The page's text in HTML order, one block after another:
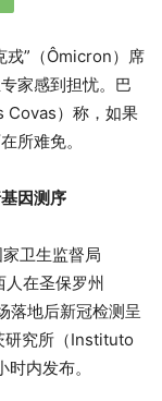
戎”（Ômicron）席
家感到担忧。巴
Covas）称，如果
所难免。
因测序
卫生监督局
人在圣保罗州
落地后新冠检测呈
研究所（Instituto
内发布。